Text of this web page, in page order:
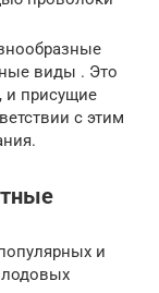
виды . Это
и присущие
с этим
и